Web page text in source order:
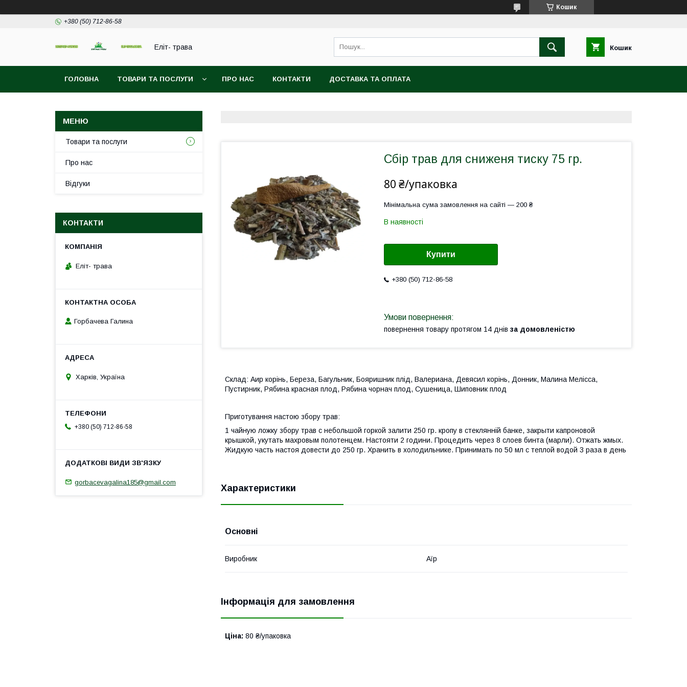
Кошик
+380 (50) 712-86-58
Еліт- трава Кошик
ГОЛОВНА ТОВАРИ ТА ПОСЛУГИ ПРО НАС КОНТАКТИ ДОСТАВКА ТА ОПЛАТА
Сбір трав для сниженя тиску 75 гр.
80 ₴/упаковка
Мінімальна сума замовлення на сайті — 200 ₴
В наявності
Купити
+380 (50) 712-86-58
повернення товару протягом 14 днів за домовленістю
Склад: Аир корінь, Береза, Багульник, Бояришник плід, Валериана, Девясил корінь, Донник, Малина Мелісса,
Пустирник, Рябина красная плод, Рябина чорнач плод, Сушеница, Шиповник плод
Приготування настою збору трав:
1 чайную ложку збору трав с небольшой горкой залити 250 гр. кропу в стеклянній банке, закрыти капроновой
крышкой, укутать махровым полотенцем. Настояти 2 години. Процедить через 8 слоев бинта (марли). Отжать жмых.
Жидкую часть настоя довести до 250 гр. Хранить в холодильнике. Принимать по 50 мл с теплой водой 3 раза в день
Характеристики
Основні
Виробник Аїр
Інформація для замовлення
Ціна: 80 ₴/упаковка
Товари та послуги
Про нас
Відгуки
КОНТАКТИ
Еліт- трава
Горбачева Галина
Харків, Україна
+380 (50) 712-86-58
gorbacevagalina185@gmail.com